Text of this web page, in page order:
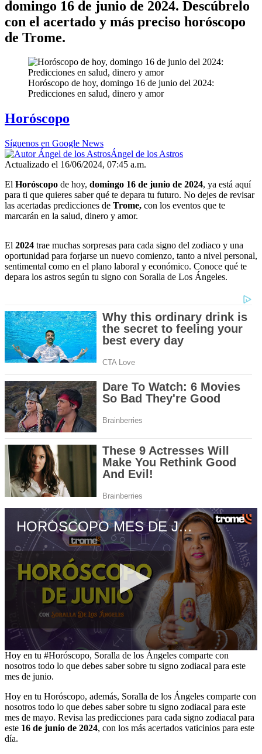
domingo 16 de junio de 2024. Descúbrelo
con el acertado y más preciso horóscopo
de Trome.
Horóscopo de hoy, domingo 16 de junio del 2024:
Predicciones en salud, dinero y amor
Horóscopo
Síguenos en Google News
Ángel de los Astros
Actualizado el 16/06/2024, 07:45 a.m.
El Horóscopo de hoy, domingo 16 de junio de 2024, ya está aquí
para ti que quieres saber qué te depara tu futuro. No dejes de revisar
las acertadas predicciones de Trome, con los eventos que te
marcarán en la salud, dinero y amor.
El 2024 trae muchas sorpresas para cada signo del zodiaco y una
oportunidad para forjarse un nuevo comienzo, tanto a nivel personal,
sentimental como en el plano laboral y económico. Conoce qué te
depara los astros según tu signo con Soralla de Los Ángeles.
HORÓSCOPO MES DE JUNIO: ¿Cómo le irá a cada SIGNO? PREDICCIONES con Soralla De Los Ángeles
0
seconds
of
23
minutes,
43
seconds
Hoy en tu #Horóscopo, Soralla de los Ángeles comparte con
nosotros todo lo que debes saber sobre tu signo zodiacal para este
mes de junio.
Hoy en tu Horóscopo, además, Soralla de los Ángeles comparte con
nosotros todo lo que debes saber sobre tu signo zodiacal para este
mes de mayo. Revisa las predicciones para cada signo zodiacal para
este 16 de junio de 2024, con los más acertados vaticinios para este
día.